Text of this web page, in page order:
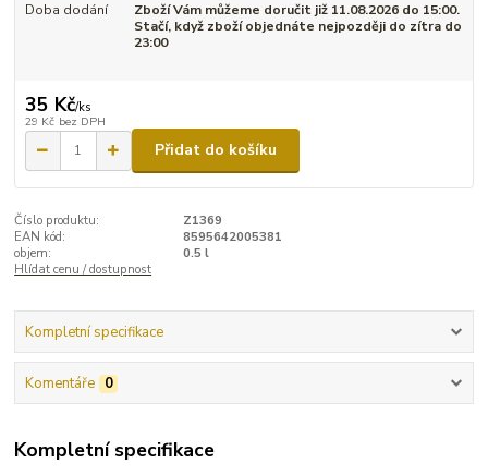
Doba dodání
Zboží Vám můžeme doručit již 11.08.2026 do 15:00.
Stačí, když zboží objednáte nejpozději do zítra do
23:00
35 Kč/ks
29 Kč bez DPH
Přidat do košíku
Číslo produktu:
Z1369
EAN kód:
8595642005381
objem:
0.5 l
Hlídat cenu / dostupnost
Kompletní specifikace
Komentáře 0
Kompletní specifikace